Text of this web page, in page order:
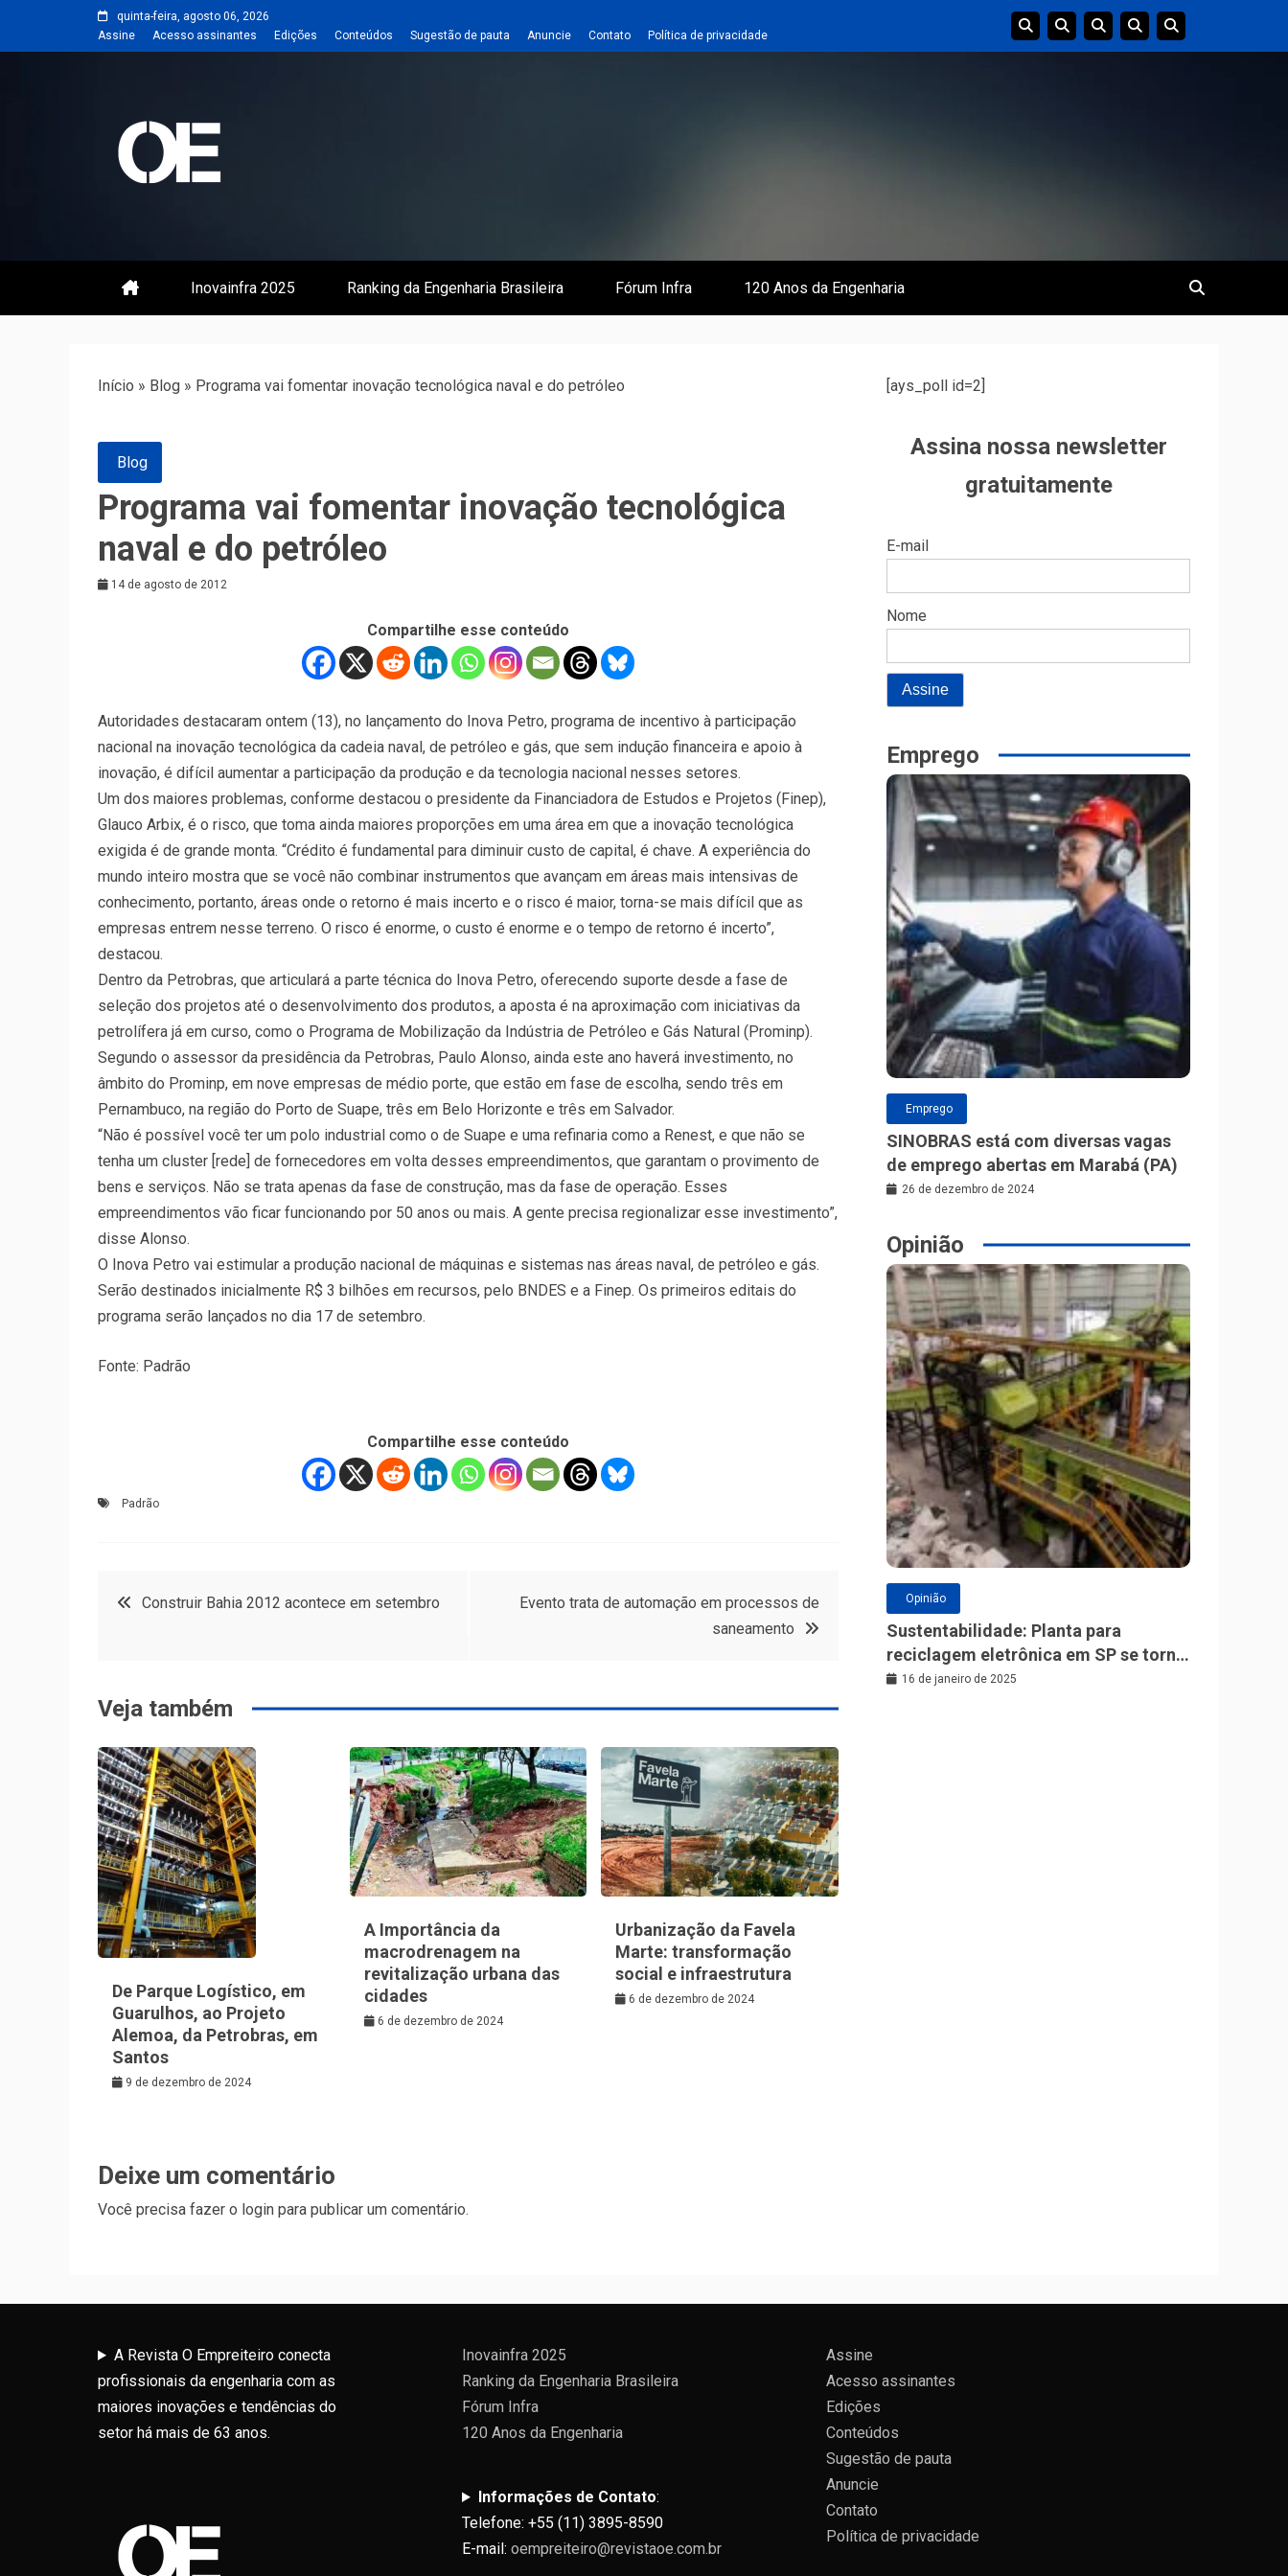
quinta-feira, agosto 06, 2026
Assine
Acesso assinantes Edições Conteúdos Sugestão de pauta Anuncie Contato Política de privacidade
Revista | O Empreiteiro
Inovainfra 2025 Ranking da Engenharia Brasileira Fórum Infra 120 Anos da Engenharia
Início » Blog » Programa vai fomentar inovação tecnológica naval e do petróleo
Blog
Programa vai fomentar inovação tecnológica
naval e do petróleo
14 de agosto de 2012
Compartilhe esse conteúdo
Autoridades destacaram ontem (13), no lançamento do Inova Petro, programa de incentivo à participação
nacional na inovação tecnológica da cadeia naval, de petróleo e gás, que sem indução financeira e apoio à
inovação, é difícil aumentar a participação da produção e da tecnologia nacional nesses setores.
Um dos maiores problemas, conforme destacou o presidente da Financiadora de Estudos e Projetos (Finep),
Glauco Arbix, é o risco, que toma ainda maiores proporções em uma área em que a inovação tecnológica
exigida é de grande monta. “Crédito é fundamental para diminuir custo de capital, é chave. A experiência do
mundo inteiro mostra que se você não combinar instrumentos que avançam em áreas mais intensivas de
conhecimento, portanto, áreas onde o retorno é mais incerto e o risco é maior, torna-se mais difícil que as
empresas entrem nesse terreno. O risco é enorme, o custo é enorme e o tempo de retorno é incerto”,
destacou.
Dentro da Petrobras, que articulará a parte técnica do Inova Petro, oferecendo suporte desde a fase de
seleção dos projetos até o desenvolvimento dos produtos, a aposta é na aproximação com iniciativas da
petrolífera já em curso, como o Programa de Mobilização da Indústria de Petróleo e Gás Natural (Prominp).
Segundo o assessor da presidência da Petrobras, Paulo Alonso, ainda este ano haverá investimento, no
âmbito do Prominp, em nove empresas de médio porte, que estão em fase de escolha, sendo três em
Pernambuco, na região do Porto de Suape, três em Belo Horizonte e três em Salvador.
“Não é possível você ter um polo industrial como o de Suape e uma refinaria como a Renest, e que não se
tenha um cluster [rede] de fornecedores em volta desses empreendimentos, que garantam o provimento de
bens e serviços. Não se trata apenas da fase de construção, mas da fase de operação. Esses
empreendimentos vão ficar funcionando por 50 anos ou mais. A gente precisa regionalizar esse investimento”,
disse Alonso.
O Inova Petro vai estimular a produção nacional de máquinas e sistemas nas áreas naval, de petróleo e gás.
Serão destinados inicialmente R$ 3 bilhões em recursos, pelo BNDES e a Finep. Os primeiros editais do
programa serão lançados no dia 17 de setembro.
Fonte: Padrão
Compartilhe esse conteúdo
Padrão
Navegação
Post
Construir Bahia 2012 acontece em setembro
Evento trata de automação em processos de
saneamento
Veja também
De Parque Logístico, em
Guarulhos, ao Projeto
Alemoa, da Petrobras, em
Santos
9 de dezembro de 2024
A Importância da
macrodrenagem na
revitalização urbana das
cidades
6 de dezembro de 2024
Urbanização da Favela
Marte: transformação
social e infraestrutura
6 de dezembro de 2024
Deixe um comentário
Você precisa fazer o login para publicar um comentário.
[ays_poll id=2]
Assina nossa newsletter
gratuitamente
E-mail
Nome
Emprego
Emprego
SINOBRAS está com diversas vagas
de emprego abertas em Marabá (PA)
26 de dezembro de 2024
Opinião
Opinião
Sustentabilidade: Planta para
reciclagem eletrônica em SP se torna
a maior da América Latina
16 de janeiro de 2025
A Revista O Empreiteiro conecta
profissionais da engenharia com as
maiores inovações e tendências do
setor há mais de 63 anos.
Inovainfra 2025
Ranking da Engenharia Brasileira
Fórum Infra
120 Anos da Engenharia
Informações de Contato:
Telefone: +55 (11) 3895-8590
E-mail: oempreiteiro@revistaoe.com.br
Assine
Acesso assinantes
Edições
Conteúdos
Sugestão de pauta
Anuncie
Contato
Política de privacidade